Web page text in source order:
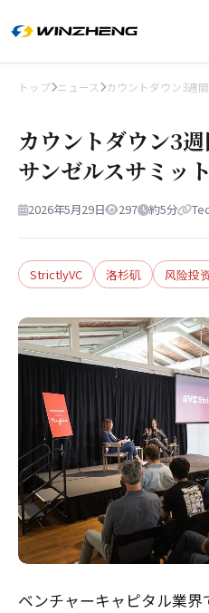
トップ ニュース カウントダウン3週
カウントダウン3
サンゼルスサミッ
2026年5月29日 297 約5分
StrictlyVC 洛杉矶 风险投
ベンチャーキャピタル業